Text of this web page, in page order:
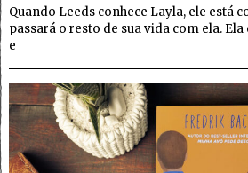
Quando Leeds conhece Layla, ele está
passará o resto de sua vida com ela.
e